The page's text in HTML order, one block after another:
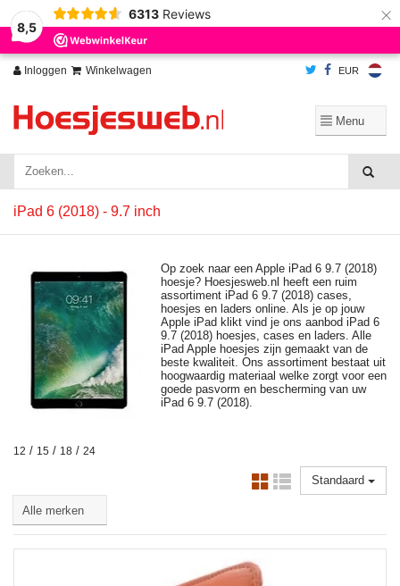
8,5
6313 Reviews ×
Inloggen Winkelwagen EUR
iPad 6 (2018) - 9.7 inch
Op zoek naar een Apple iPad 6 9.7 (2018)
hoesje? Hoesjesweb.nl heeft een ruim
assortiment iPad 6 9.7 (2018) cases,
hoesjes en laders online. Als je op jouw
Apple iPad klikt vind je ons aanbod iPad 6
9.7 (2018) hoesjes, cases en laders. Alle
iPad Apple hoesjes zijn gemaakt van de
beste kwaliteit. Ons assortiment bestaat uit
hoogwaardig materiaal welke zorgt voor een
goede pasvorm en bescherming van uw
iPad 6 9.7 (2018).
12 / 15 / 18 / 24
Standaard
Wij slaan cookies op om onze website te verbeteren. Is dat akkoord?
Ja
Nee